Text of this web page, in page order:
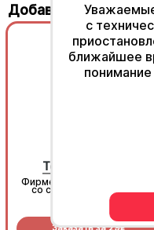
Добавьте к своему
Томатный соус
Фирменный томатный соус
со специями и зеленью
с
ближайшее